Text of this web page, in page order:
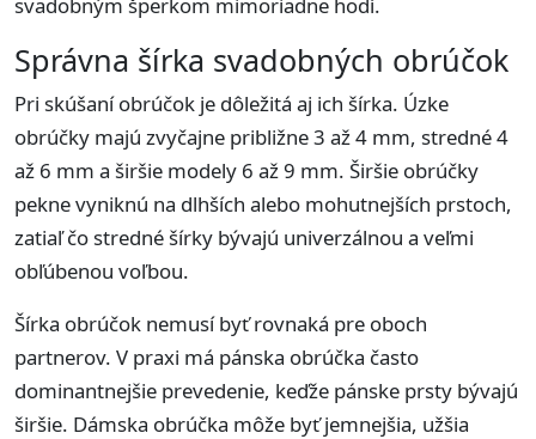
Správna šírka svadobných obrúčok
Pri skúšaní obrúčok je dôležitá aj ich šírka. Úzke
obrúčky majú zvyčajne približne 3 až 4 mm, stredné 4
až 6 mm a širšie modely 6 až 9 mm. Širšie obrúčky
pekne vyniknú na dlhších alebo mohutnejších prstoch,
zatiaľ čo stredné šírky bývajú univerzálnou a veľmi
obľúbenou voľbou.
Šírka obrúčok nemusí byť rovnaká pre oboch
partnerov. V praxi má pánska obrúčka často
dominantnejšie prevedenie, keďže pánske prsty bývajú
širšie. Dámska obrúčka môže byť jemnejšia, užšia